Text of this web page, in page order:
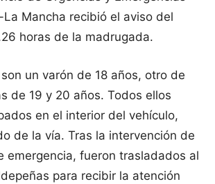
La Mancha recibió el aviso del
horas de la madrugada.
un varón de 18 años, otro de
de 19 y 20 años. Todos ellos
en el interior del vehículo,
de la vía. Tras la intervención de
emergencia, fueron trasladados al
para recibir la atención